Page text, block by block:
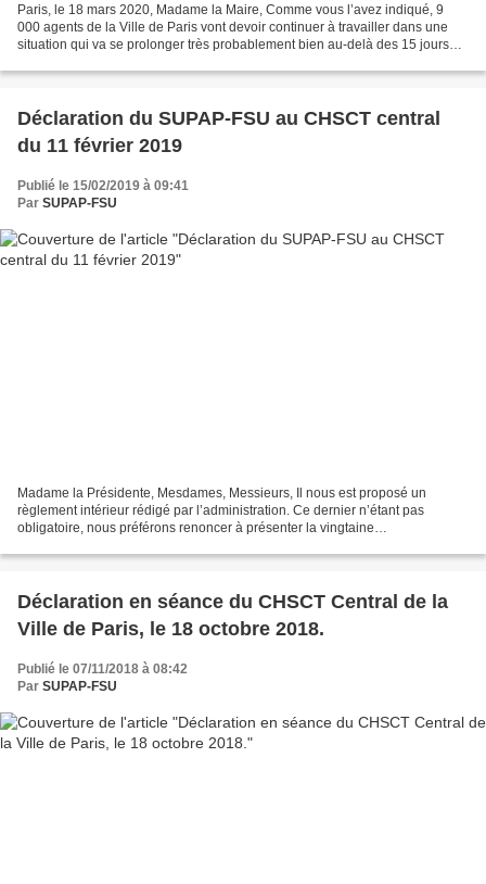
Paris, le 18 mars 2020, Madame la Maire, Comme vous l’avez indiqué, 9
000 agents de la Ville de Paris vont devoir continuer à travailler dans une
situation qui va se prolonger très probablement bien au-delà des 15 jours
Déclaration du SUPAP-FSU au CHSCT central
du 11 février 2019
Publié le 15/02/2019 à 09:41
Par SUPAP-FSU
Madame la Présidente, Mesdames, Messieurs, Il nous est proposé un
règlement intérieur rédigé par l’administration. Ce dernier n’étant pas
obligatoire, nous préférons renoncer à présenter la vingtaine
Déclaration en séance du CHSCT Central de la
Ville de Paris, le 18 octobre 2018.
Publié le 07/11/2018 à 08:42
Par SUPAP-FSU